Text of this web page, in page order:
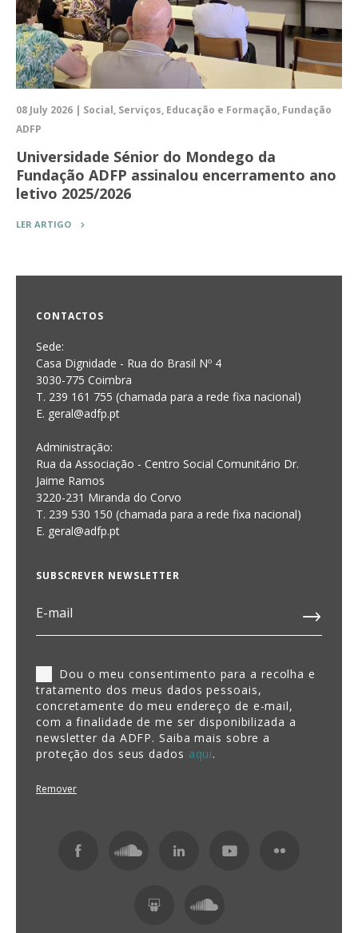
08 July 2026 | Social, Serviços, Educação e Formação, Fundação
ADFP
Universidade Sénior do Mondego da
Fundação ADFP assinalou encerramento ano
letivo 2025/2026
LER ARTIGO
CONTACTOS
Sede:
Casa Dignidade - Rua do Brasil Nº 4
3030-775 Coimbra
T. 239 161 755 (chamada para a rede fixa nacional)
E. geral@adfp.pt
Administração:
Rua da Associação - Centro Social Comunitário Dr.
Jaime Ramos
3220-231 Miranda do Corvo
T. 239 530 150 (chamada para a rede fixa nacional)
E. geral@adfp.pt
SUBSCREVER NEWSLETTER
Dou o meu consentimento para a recolha e
tratamento dos meus dados pessoais,
concretamente do meu endereço de e-mail,
com a finalidade de me ser disponibilizada a
newsletter da ADFP. Saiba mais sobre a
proteção dos seus dados aqui.
Remover